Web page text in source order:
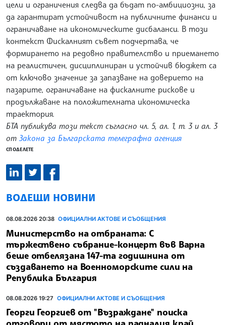
цели и ограничения следва да бъдат по-амбициозни, за
да гарантират устойчивост на публичните финанси и
ограничаване на икономическите дисбаланси. В този
контекст Фискалният съвет подчертава, че
формирането на редовно правителство и приемането
на реалистичен, дисциплиниран и устойчив бюджет са
от ключово значение за запазване на доверието на
пазарите, ограничаване на фискалните рискове и
продължаване на положителната икономическа
траектория.
БТА публикува този текст съгласно чл. 5, ал. 1, т. 3 и ал. 3
отЗакона за Българската телеграфна агенция
СПОДЕЛЕТЕ
ВОДЕЩИ НОВИНИ
08.08.2026 20:38 ОФИЦИАЛНИ АКТОВЕ И СЪОБЩЕНИЯ
Министерство на отбраната: С
тържествено събрание-концерт във Варна
беше отбелязана 147-та годишнина от
създаването на Военноморските сили на
Република България
08.08.2026 19:27 ОФИЦИАЛНИ АКТОВЕ И СЪОБЩЕНИЯ
Георги Георгиев от "Възраждане" поиска